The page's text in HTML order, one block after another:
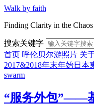
Walk by faith
Finding Clarity in the Chaos
搜索关键字
首页 呼伦贝尔游照片 关
2017&2018年末年始日本
swarm
“服务外包”——